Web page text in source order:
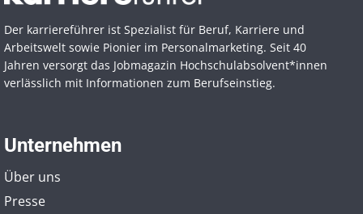
Der karriereführer ist Spezialist für Beruf, Karriere und
Arbeitswelt sowie Pionier im Personal­marketing. Seit 40
Jahren versorgt das Jobmagazin Hochschul­absolvent*innen
verlässlich mit Informationen zum Berufseinstieg.
Unternehmen
Über uns
Presse